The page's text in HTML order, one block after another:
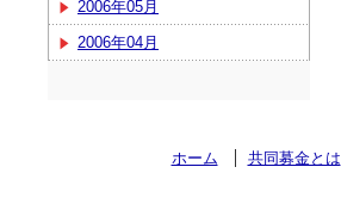
2006年05月
2006年04月
ホーム 共同募金とは